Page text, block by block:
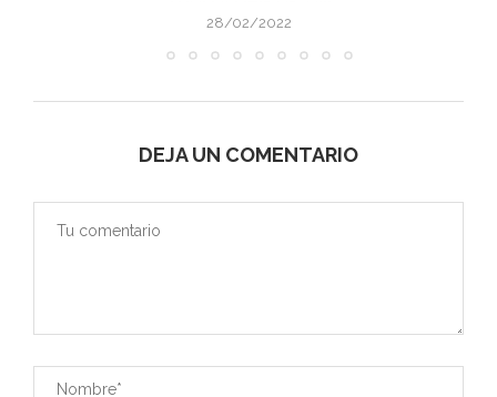
DEJA UN COMENTARIO